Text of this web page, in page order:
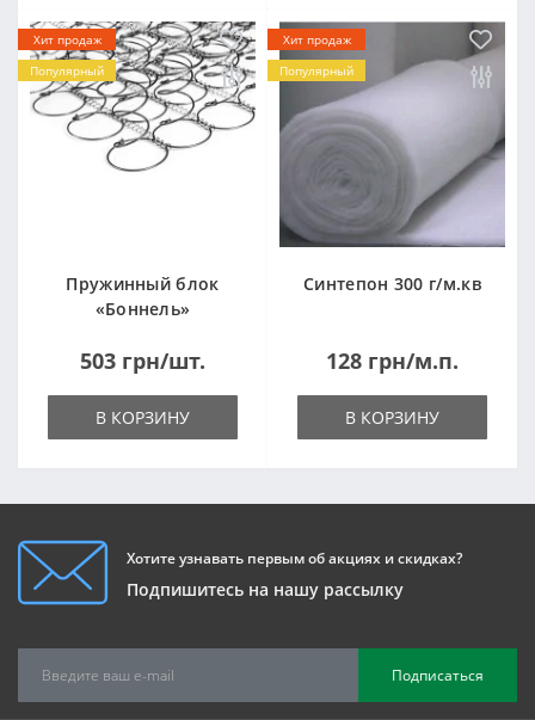
Хит продаж
Популярный
Пружинный блок
«Боннель»
503 грн/шт.
В КОРЗИНУ
Хит продаж
Популярный
Синтепон 300 г/м.кв
128 грн/м.п.
В КОРЗИНУ
Хотите узнавать первым об акциях и скидках?
Подпишитесь на нашу рассылку
Подписаться